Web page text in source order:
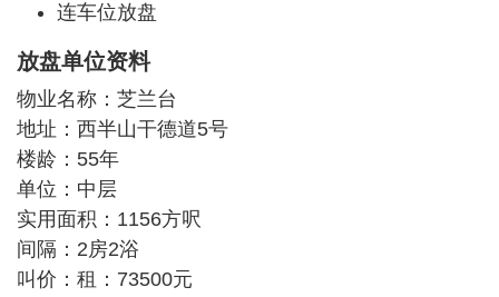
连车位放盘
放盘单位资料
物业名称：芝兰台
地址：西半山干德道5号
楼龄：55年
单位：中层
实用面积：1156方呎
间隔：2房2浴
叫价：租：73500元